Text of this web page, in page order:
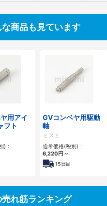
商品も見ています
用アイ
フト
)：
GVコンベヤ用駆動
軸
ミスミ
通常価格(税別)：
6,220円～
15日目
れ筋ランキング